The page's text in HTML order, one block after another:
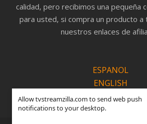
Allow tvstreamzilla.com to send web push
notifications to your desktop.
calidad, pero recibimos una pequeña
para usted, si compra un producto a
nuestros enlaces de
ESPANOL
ENGLISH
PORTUGUÊS